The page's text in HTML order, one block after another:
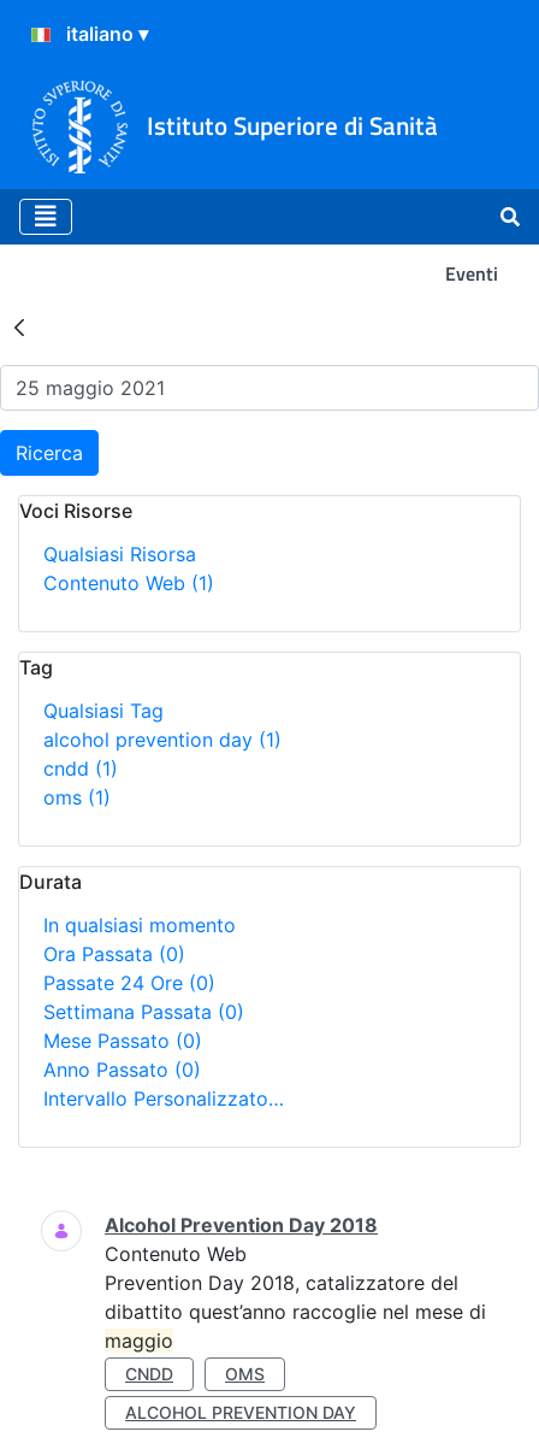
Istituto Superiore di Sanità
Eventi
Risultati della Ricerca -
Ricerca
Voci Risorse
Qualsiasi Risorsa
Contenuto Web (1)
Tag
Qualsiasi Tag
alcohol prevention day (1)
cndd (1)
oms (1)
Durata
In qualsiasi momento
Ora Passata (0)
Passate 24 Ore (0)
Settimana Passata (0)
Mese Passato (0)
Anno Passato (0)
Intervallo Personalizzato…
Ricerca
Alcohol Prevention Day 2018
Contenuto Web
Prevention Day 2018, catalizzatore del
dibattito quest’anno raccoglie nel mese di
maggio
CNDD
OMS
ALCOHOL PREVENTION DAY